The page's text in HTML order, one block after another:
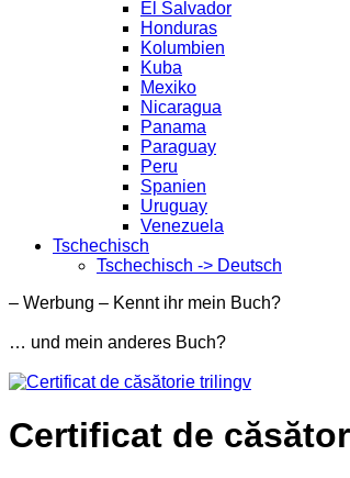
El Salvador
Honduras
Kolumbien
Kuba
Mexiko
Nicaragua
Panama
Paraguay
Peru
Spanien
Uruguay
Venezuela
Tschechisch
Tschechisch -> Deutsch
– Werbung – Kennt ihr mein Buch?
… und mein anderes Buch?
Certificat de